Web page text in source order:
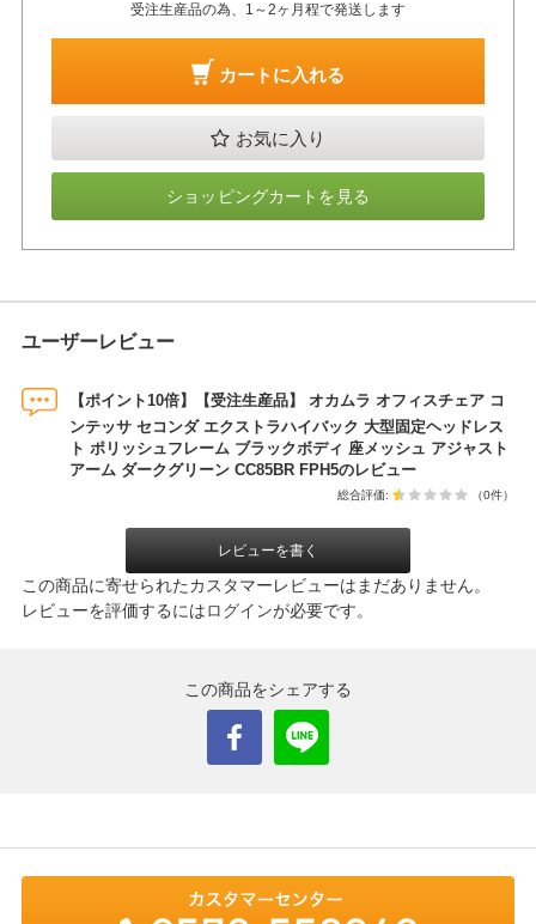
受注生産品の為、1～2ヶ月程で発送します
カートに入れる
お気に入り
ショッピングカートを見る
ユーザーレビュー
【ポイント10倍】【受注生産品】 オカムラ オフィスチェア コ
ンテッサ セコンダ エクストラハイバック 大型固定ヘッドレス
ト ポリッシュフレーム ブラックボディ 座メッシュ アジャスト
アーム ダークグリーン CC85BR FPH5のレビュー
総合評価: （0件）
レビューを書く
この商品に寄せられたカスタマーレビューはまだありません。
レビューを評価するにはログインが必要です。
この商品をシェアする